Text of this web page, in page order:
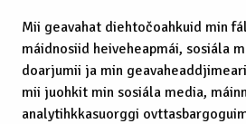
Mii geavahat diehtočoahkuid min
máidnosiid heiveheapmái, sosiála
doarjumii ja min
mii juohkit min sosiála media,
analytihkkasuorggi